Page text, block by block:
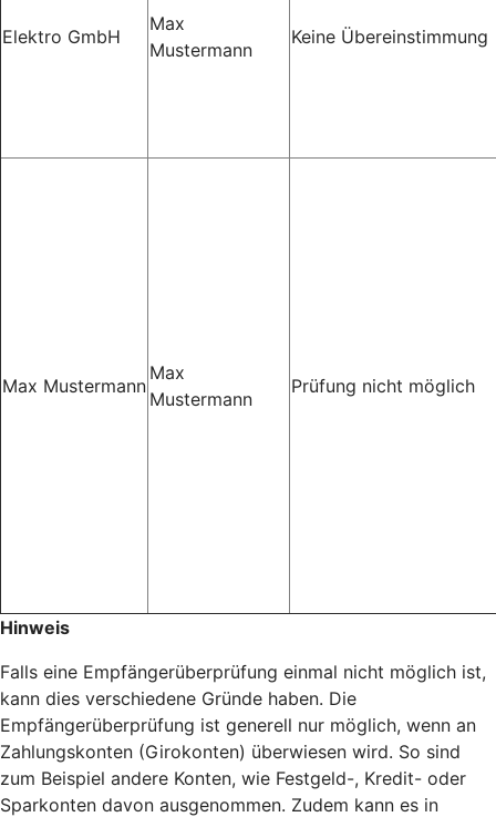
Elektro GmbH
Max
Mustermann
Keine Übereinstimmung
Max Mustermann
Max
Mustermann
Prüfung nicht möglich
Hinweis
Falls eine Empfängerüberprüfung einmal nicht möglich ist,
kann dies verschiedene Gründe haben. Die
Empfängerüberprüfung ist generell nur möglich, wenn an
Zahlungskonten (Girokonten) überwiesen wird. So sind
zum Beispiel andere Konten, wie Festgeld-, Kredit- oder
Sparkonten davon ausgenommen. Zudem kann es in